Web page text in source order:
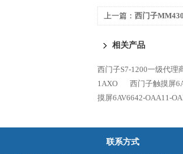
上一篇： 西门子
相关产品
西门子S7-1200一级代理
1AXO
西门子触摸屏
摸屏6AV6642-OAA11-
联系方式